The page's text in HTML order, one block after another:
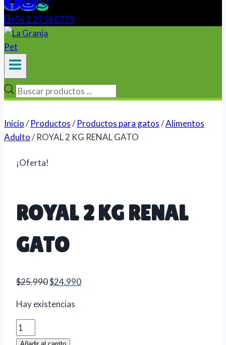
+56 2 2958 0779
Búsqueda
productos
Inicio/ Productos/ Productos para gatos/Alimentos
Adulto/ ROYAL 2 KG RENAL GATO
¡Oferta!
ROYAL 2 KG RENAL
GATO
$25.990El
original
$25.990.
$24.990El
Hay existencias
ROYAL
2